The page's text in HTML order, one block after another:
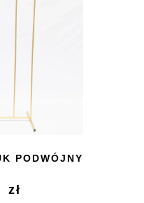
PODWÓJNY
zł